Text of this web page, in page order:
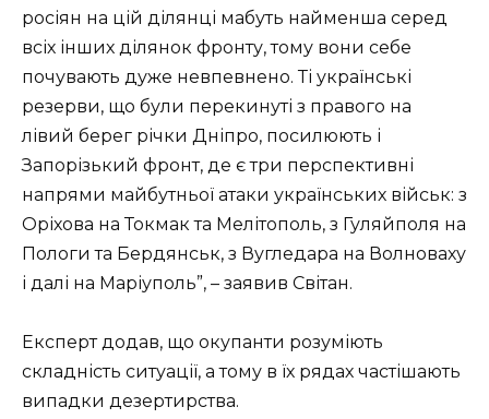
росіян на цій ділянці мабуть найменша серед
всіх інших ділянок фронту, тому вони себе
почувають дуже невпевнено. Ті українські
резерви, що були перекинуті з правого на
лівий берег річки Дніпро, посилюють і
Запорізький фронт, де є три перспективні
напрями майбутньої атаки українських військ: з
Оріхова на Токмак та Мелітополь, з Гуляйполя на
Пологи та Бердянськ, з Вугледара на Волноваху
і далі на Маріуполь”, – заявив Світан.
Експерт додав, що окупанти розуміють
складність ситуації, а тому в їх рядах частішають
випадки дезертирства.